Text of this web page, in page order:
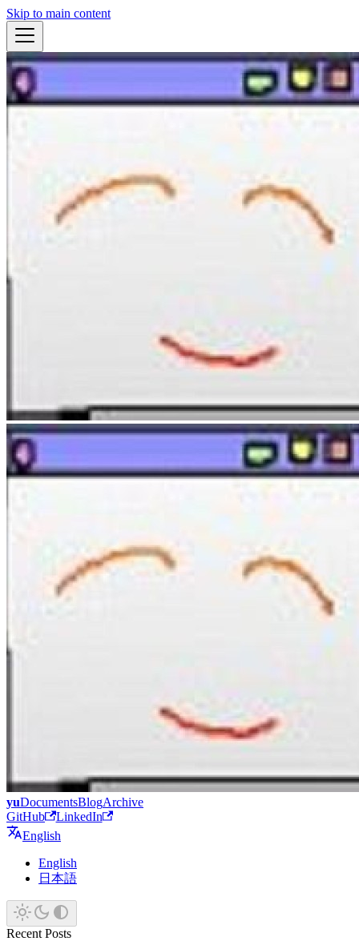
Skip to main content
yuDocumentsBlogArchive
GitHub
LinkedIn
English
English
日本語
Recent Posts